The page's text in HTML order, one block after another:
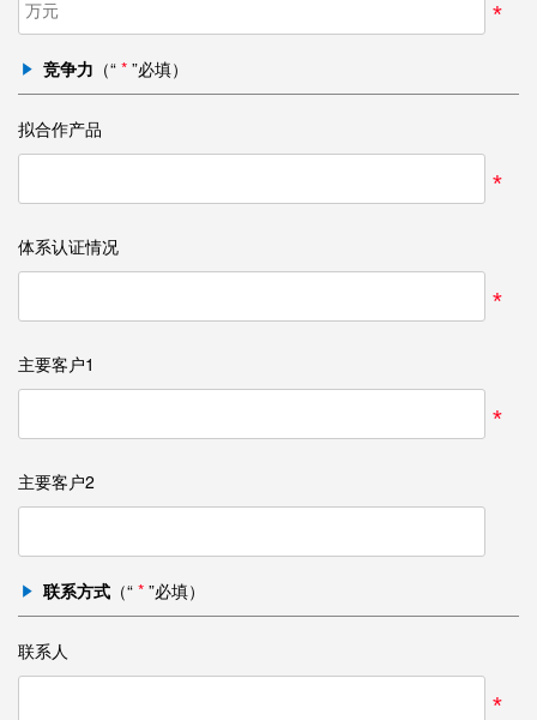
*
竞争力 （“ * ”必填）
拟合作产品
*
体系认证情况
*
主要客户1
*
主要客户2
联系方式 （“ * ”必填）
联系人
*